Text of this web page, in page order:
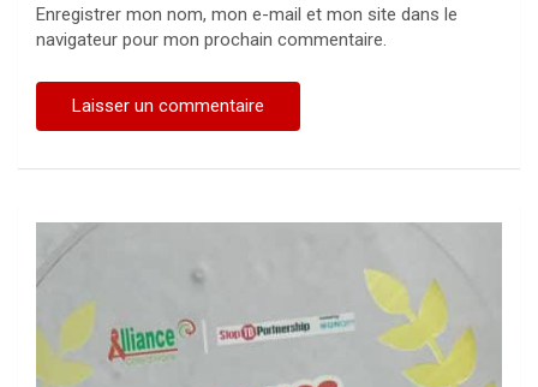
Enregistrer mon nom, mon e-mail et mon site dans le
navigateur pour mon prochain commentaire.